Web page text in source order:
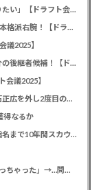
カープドラ6西川篤夢！「日本を代表する遊撃手になりたい」【ドラフト会議2025】
カープドラ5赤木晴哉！191cm最速153キロ！佛教大の本格派右腕！【ドラフト会議2025】
議2025】
カープドラ3勝田成！近畿大163cmセカンド！菊池涼介の後継者候補！【ドラフト会議2025】
会議2025】
カープドラ1平川蓮！187cmのスイッチヒッター！立石正広を外し2度目の重複も新井監督がクジを引き当てる！【ドラフト会議2025】
得なるか
緒方孝市カープドラ3指名で青学出禁！澤﨑俊和の逆指名まで10年間スカウト出禁
【悲報】彼女「ごめん！俺くんの貯金、情報商材に使っちゃった」→…問い詰めたらギャン泣きされたんだが俺が悪いのか？